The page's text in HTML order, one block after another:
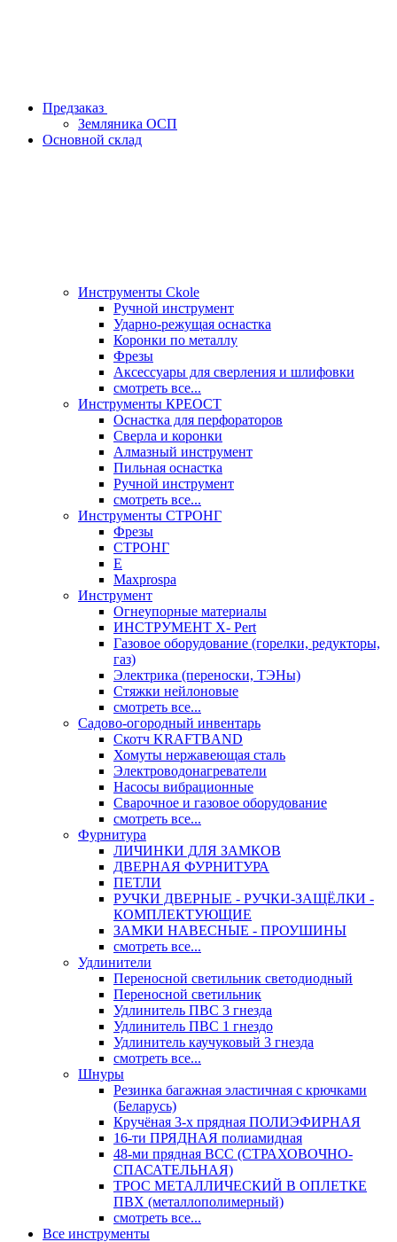
Предзаказ
Земляника ОСП
Основной склад
Инструменты Ckole
Ручной инструмент
Ударно‑режущая оснастка
Коронки по металлу
Фрезы
Аксессуары для сверления и шлифовки
смотреть все...
Инструменты КРЕОСТ
Оснастка для перфораторов
Сверла и коронки
Алмазный инструмент
Пильная оснастка
Ручной инструмент
смотреть все...
Инструменты СТРОНГ
Фрезы
СТРОНГ
Е
Maxprospa
Инструмент
Огнеупорные материалы
ИНСТРУМЕНТ X- Pert
Газовое оборудование (горелки, редукторы,
газ)
Электрика (переноски, ТЭНы)
Стяжки нейлоновые
смотреть все...
Садово-огородный инвентарь
Скотч KRAFTBAND
Хомуты нержавеющая сталь
Электроводонагреватели
Насосы вибрационные
Сварочное и газовое оборудование
смотреть все...
Фурнитура
ЛИЧИНКИ ДЛЯ ЗАМКОВ
ДВЕРНАЯ ФУРНИТУРА
ПЕТЛИ
РУЧКИ ДВЕРНЫЕ - РУЧКИ-ЗАЩЁЛКИ -
КОМПЛЕКТУЮЩИЕ
ЗАМКИ НАВЕСНЫЕ - ПРОУШИНЫ
смотреть все...
Удлинители
Переносной светильник светодиодный
Переносной светильник
Удлинитель ПВС 3 гнезда
Удлинитель ПВС 1 гнездо
Удлинитель каучуковый 3 гнезда
смотреть все...
Шнуры
Резинка багажная эластичная с крючками
(Беларусь)
Кручёная 3-х прядная ПОЛИЭФИРНАЯ
16-ти ПРЯДНАЯ полиамидная
48-ми прядная ВСС (СТРАХОВОЧНО-
СПАСАТЕЛЬНАЯ)
ТРОС МЕТАЛЛИЧЕСКИЙ В ОПЛЕТКЕ
ПВХ (металлополимерный)
смотреть все...
Все инструменты